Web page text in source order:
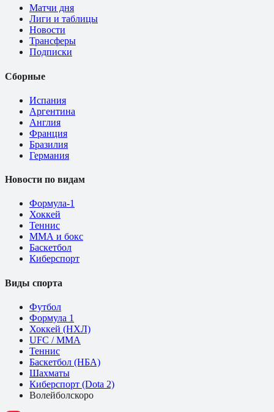
Матчи дня
Лиги и таблицы
Новости
Трансферы
Подписки
Сборные
Испания
Аргентина
Англия
Франция
Бразилия
Германия
Новости по видам
Формула-1
Хоккей
Теннис
ММА и бокс
Баскетбол
Киберспорт
Виды спорта
Футбол
Формула 1
Хоккей (НХЛ)
UFC / ММА
Теннис
Баскетбол (НБА)
Шахматы
Киберспорт (Dota 2)
Волейболскоро